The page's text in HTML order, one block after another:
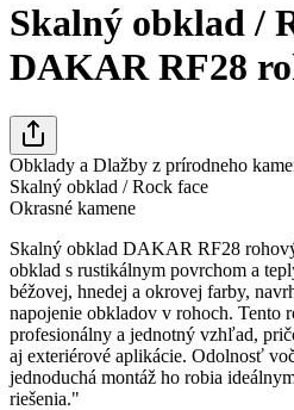
Skalný obklad /
DAKAR RF28
Obklady a Dlažby z prírodneho
Skalný obklad / Rock face
Okrasné kamene
Skalný obklad DAKAR RF28
obklad s rustikálnym povrchom a
béžovej, hnedej a okrovej farby,
napojenie obkladov v rohoch. Tento
profesionálny a jednotný vzhľad,
aj exteriérové aplikácie. Odolnosť
jednoduchá montáž ho robia
riešenia."